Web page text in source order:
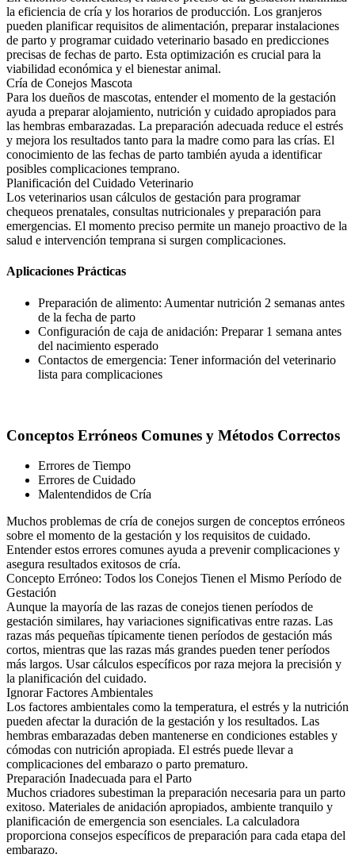
la eficiencia de cría y los horarios de producción. Los granjeros
pueden planificar requisitos de alimentación, preparar instalaciones
de parto y programar cuidado veterinario basado en predicciones
precisas de fechas de parto. Esta optimización es crucial para la
viabilidad económica y el bienestar animal.
Cría de Conejos Mascota
Para los dueños de mascotas, entender el momento de la gestación
ayuda a preparar alojamiento, nutrición y cuidado apropiados para
las hembras embarazadas. La preparación adecuada reduce el estrés
y mejora los resultados tanto para la madre como para las crías. El
conocimiento de las fechas de parto también ayuda a identificar
posibles complicaciones temprano.
Planificación del Cuidado Veterinario
Los veterinarios usan cálculos de gestación para programar
chequeos prenatales, consultas nutricionales y preparación para
emergencias. El momento preciso permite un manejo proactivo de la
salud e intervención temprana si surgen complicaciones.
Aplicaciones Prácticas
Preparación de alimento: Aumentar nutrición 2 semanas antes
de la fecha de parto
Configuración de caja de anidación: Preparar 1 semana antes
del nacimiento esperado
Contactos de emergencia: Tener información del veterinario
lista para complicaciones
Conceptos Erróneos Comunes y Métodos Correctos
Errores de Tiempo
Errores de Cuidado
Malentendidos de Cría
Muchos problemas de cría de conejos surgen de conceptos erróneos
sobre el momento de la gestación y los requisitos de cuidado.
Entender estos errores comunes ayuda a prevenir complicaciones y
asegura resultados exitosos de cría.
Concepto Erróneo: Todos los Conejos Tienen el Mismo Período de
Gestación
Aunque la mayoría de las razas de conejos tienen períodos de
gestación similares, hay variaciones significativas entre razas. Las
razas más pequeñas típicamente tienen períodos de gestación más
cortos, mientras que las razas más grandes pueden tener períodos
más largos. Usar cálculos específicos por raza mejora la precisión y
la planificación del cuidado.
Ignorar Factores Ambientales
Los factores ambientales como la temperatura, el estrés y la nutrición
pueden afectar la duración de la gestación y los resultados. Las
hembras embarazadas deben mantenerse en condiciones estables y
cómodas con nutrición apropiada. El estrés puede llevar a
complicaciones del embarazo o parto prematuro.
Preparación Inadecuada para el Parto
Muchos criadores subestiman la preparación necesaria para un parto
exitoso. Materiales de anidación apropiados, ambiente tranquilo y
planificación de emergencia son esenciales. La calculadora
proporciona consejos específicos de preparación para cada etapa del
embarazo.